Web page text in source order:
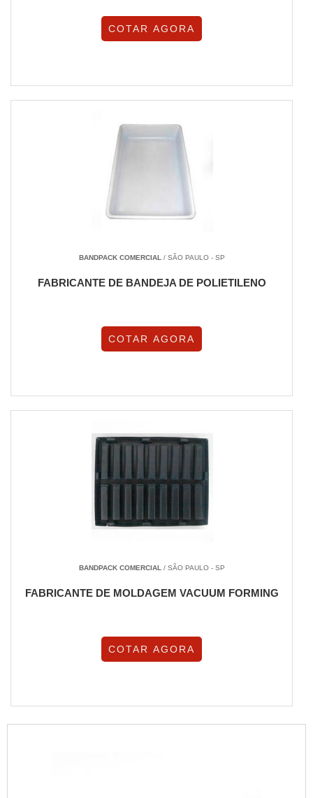
COTAR AGORA
BANDPACK COMERCIAL/ SÃO PAULO - SP
FABRICANTE DE BANDEJA DE POLIETILENO
COTAR AGORA
BANDPACK COMERCIAL/ SÃO PAULO - SP
FABRICANTE DE MOLDAGEM VACUUM FORMING
COTAR AGORA